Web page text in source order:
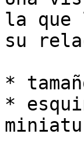
la que
su
*
*